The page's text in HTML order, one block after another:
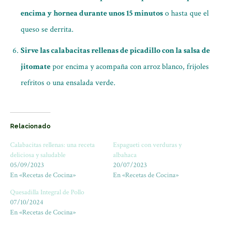
encima y hornea durante unos 15 minutoso hasta que el
queso se derrita.
Sirve las calabacitas rellenas de picadillo con la salsa de
jitomatepor encima y acompaña con arroz blanco, frijoles
refritos o una ensalada verde.
Relacionado
Calabacitas rellenas: una receta
deliciosa y saludable
05/09/2023
En «Recetas de Cocina»
Espagueti con verduras y
albahaca
20/07/2023
En «Recetas de Cocina»
Quesadilla Integral de Pollo
07/10/2024
En «Recetas de Cocina»